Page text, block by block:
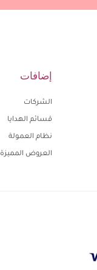
إضافات
الشركات
قسائم الهدايا
نظام العمولة
العروض المميزة